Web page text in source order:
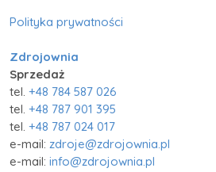
Polityka prywatności
Zdrojownia
Sprzedaż
tel. +48 784 587 026
tel. +48 787 901 395
tel. +48 787 024 017
e-mail: zdroje@zdrojownia.pl
e-mail: info@zdrojownia.pl